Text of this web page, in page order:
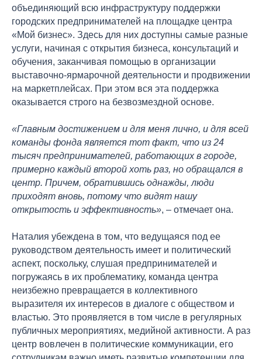
объединяющий всю инфраструктуру поддержки
городских предпринимателей на площадке центра
«Мой бизнес». Здесь для них доступны самые разные
услуги, начиная с открытия бизнеса, консультаций и
обучения, заканчивая помощью в организации
выставочно-ярмарочной деятельности и продвижении
на маркетплейсах. При этом вся эта поддержка
оказывается строго на безвозмездной основе.
«Главным достижением и для меня лично, и для всей
команды фонда является тот факт, что из 24
тысяч предпринимателей, работающих в городе,
примерно каждый второй хоть раз, но обращался в
центр. Причем, обратившись однажды, люди
приходят вновь, потому что видят нашу
открытость и эффективность», – отмечает она.
Наталия убеждена в том, что ведущаяся под ее
руководством деятельность имеет и политический
аспект, поскольку, слушая предпринимателей и
погружаясь в их проблематику, команда центра
неизбежно превращается в коллективного
выразителя их интересов в диалоге с обществом и
властью. Это проявляется в том числе в регулярных
публичных мероприятиях, медийной активности. А раз
центр вовлечен в политические коммуникации, его